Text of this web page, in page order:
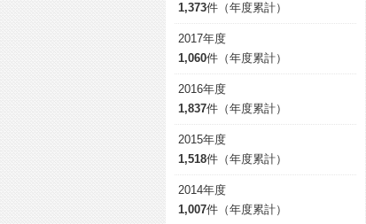
1,373件（年度累計）
2017年度
1,060件（年度累計）
2016年度
1,837件（年度累計）
2015年度
1,518件（年度累計）
2014年度
1,007件（年度累計）